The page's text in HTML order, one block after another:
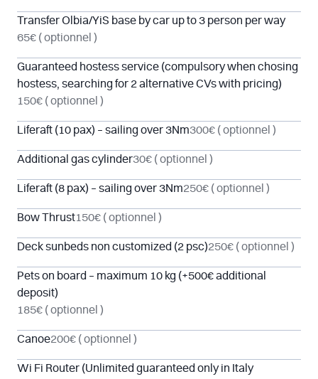
Transfer Olbia/YiS base by car up to 3 person per way
65€ ( optionnel )
Guaranteed hostess service (compulsory when chosing
hostess, searching for 2 alternative CVs with pricing)
150€ ( optionnel )
Liferaft (10 pax) – sailing over 3Nm300€ ( optionnel )
Additional gas cylinder30€ ( optionnel )
Liferaft (8 pax) – sailing over 3Nm250€ ( optionnel )
Bow Thrust150€ ( optionnel )
Deck sunbeds non customized (2 psc)250€ ( optionnel )
Pets on board – maximum 10 kg (+500€ additional
deposit)
185€ ( optionnel )
Canoe200€ ( optionnel )
Wi Fi Router (Unlimited guaranteed only in Italy